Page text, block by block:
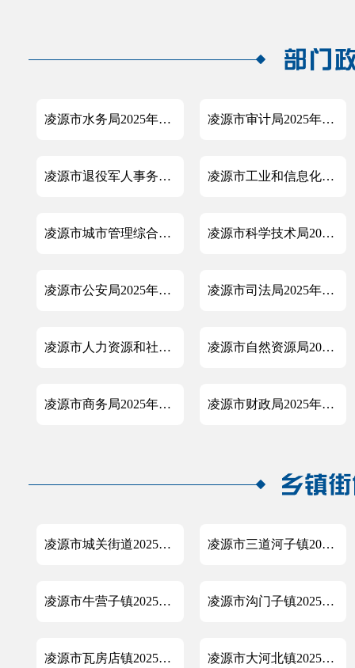
凌源市水务局2025年政府信息公开工作年度报告 凌源市审计局2025年政府信息公开工作年度报告
凌源市退役军人事务局2025年政府信息公开工作年度报告 凌源市工业和信息化局2025年政府信息公开工作年度报告
凌源市城市管理综合行政执法局2025年政府信息公开工作年度报告 凌源市科学技术局2025年政府信息公开工作年度报告
凌源市公安局2025年度政府信息公开工作年度报告 凌源市司法局2025年政府信息公开工作年度报告
凌源市人力资源和社会保障局2025年政府信息公开工作年度报告 凌源市自然资源局2025年政府信息公开年度报告
凌源市商务局2025年政府信息公开工作年度报告 凌源市财政局2025年政府信息公开工作年度报告
凌源市城关街道2025年政府信息公开工作年度报告 凌源市三道河子镇2025年政府信息公开工作年度报告
凌源市牛营子镇2025年政府信息公开工作年度报告 凌源市沟门子镇2025年政府信息公开工作年度报告
凌源市瓦房店镇2025年政府信息公开工作年度报告 凌源市大河北镇2025年政府信息公开工作年度报告